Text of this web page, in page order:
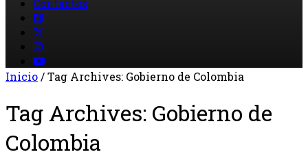
Contactos
Inicio/Tag Archives: Gobierno de Colombia
Tag Archives: Gobierno de
Colombia